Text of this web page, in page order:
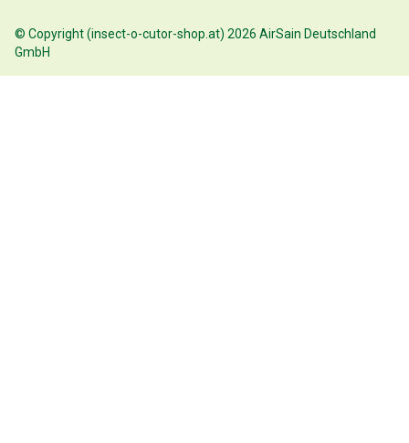
© Copyright (insect-o-cutor-shop.at) 2026 AirSain Deutschland
GmbH